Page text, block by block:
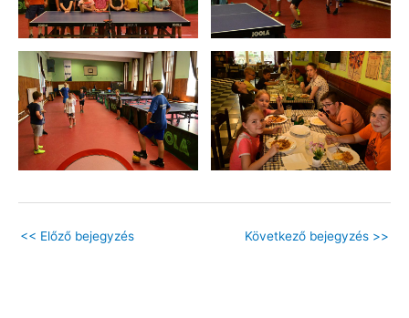
<< Előző bejegyzés Következő bejegyzés >>